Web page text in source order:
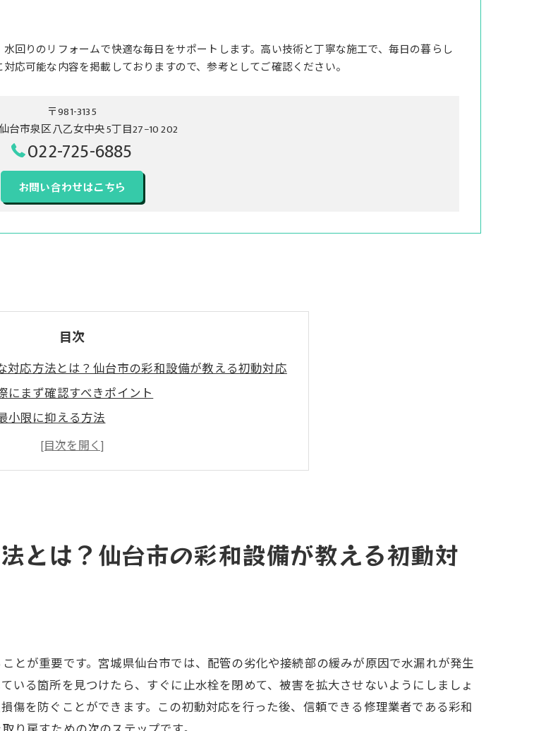
回りのリフォームで快適な毎日をサポートします。高い技術と丁寧な施工で、毎日の暮らし
応可能な内容を掲載しておりますので、参考としてご確認ください。
〒981-3135
台市泉区八乙女中央5丁目27−10 202
022-725-6885
お問い合わせはこちら
目次
対応方法とは？仙台市の彩和設備が教える初動対応
にまず確認すべきポイント
小限に抑える方法
知っておくべきこと
害を防ぐためのチェックリスト
彩和設備が仙台市で選ばれる理由
性の裏付け
心感
のバランス
の彩和設備の強み
を実現する彩和設備の技術力を徹底解剖
とは？仙台市の彩和設備が教える初動対
とが重要です。宮城県仙台市では、配管の劣化や接続部の緩みが原因で水漏れが発生
いる箇所を見つけたら、すぐに止水栓を閉めて、被害を拡大させないようにしましょ
傷を防ぐことができます。この初動対応を行った後、信頼できる修理業者である彩和